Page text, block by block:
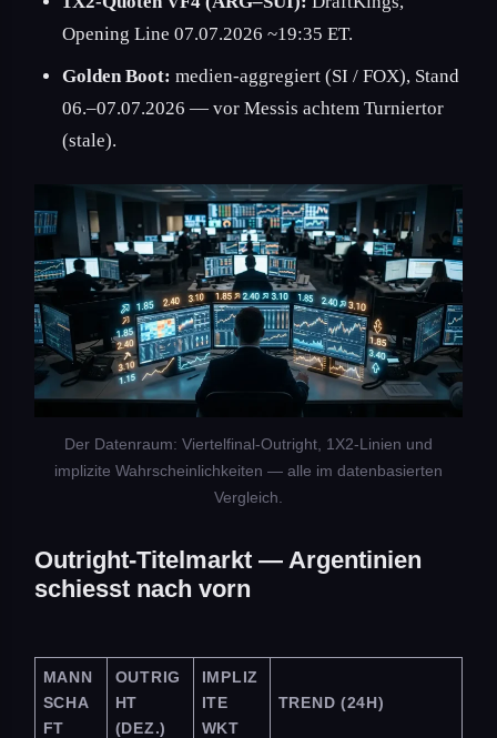
Opening Line 07.07.2026 ~19:35 ET.
Golden Boot: medien-aggregiert (SI / FOX), Stand
06.–07.07.2026 — vor Messis achtem Turniertor
(stale).
Der Datenraum: Viertelfinal-Outright, 1X2-Linien und
implizite Wahrscheinlichkeiten — alle im datenbasierten
Vergleich.
Outright-Titelmarkt — Argentinien
schiesst nach vorn
MANN
SCHA
FT
OUTRIG
HT
(DEZ.)
IMPLIZ
ITE
WKT
TREND (24H)